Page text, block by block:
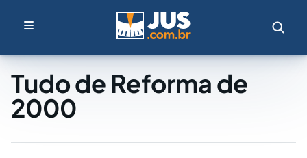
Tudo de Reforma de
2000